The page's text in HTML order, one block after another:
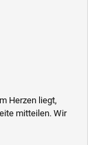
Herzen liegt,
mitteilen. Wir